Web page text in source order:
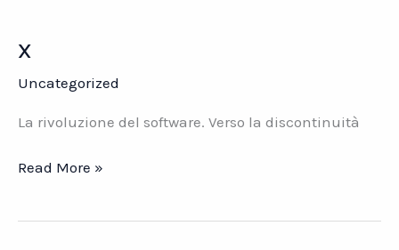
x
Uncategorized
La rivoluzione del software. Verso la discontinuità
x
Read More »